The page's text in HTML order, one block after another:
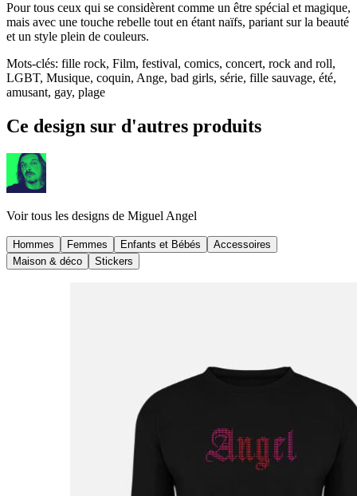
Pour tous ceux qui se considèrent comme un être spécial et magique,
mais avec une touche rebelle tout en étant naïfs, pariant sur la beauté
et un style plein de couleurs.
Mots-clés: fille rock, Film, festival, comics, concert, rock and roll,
LGBT, Musique, coquin, Ange, bad girls, série, fille sauvage, été,
amusant, gay, plage
Ce design sur d'autres produits
Voir tous les designs de Miguel Angel
Hommes Femmes Enfants et Bébés
Accessoires
Maison & déco
Stickers